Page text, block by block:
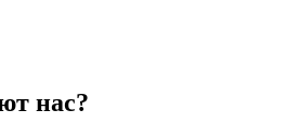
нас?